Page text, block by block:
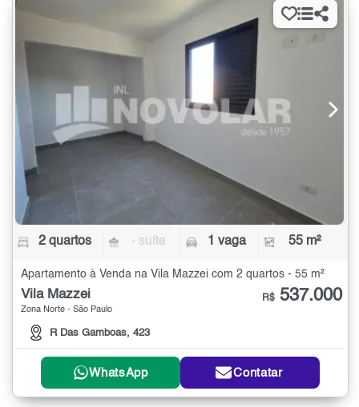
2 quartos - suíte 1 vaga 55 m²
Apartamento à Venda na Vila Mazzei com 2 quartos - 55 m²
Vila Mazzei
Zona Norte - São Paulo
R Das Gamboas, 423
R$ 537.000
WhatsApp Contatar